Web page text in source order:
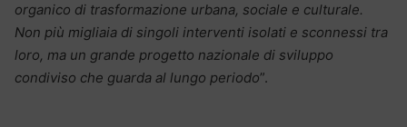
organico di trasformazione urbana, sociale e culturale.
Non più migliaia di singoli interventi isolati e sconnessi tra
loro, ma un grande progetto nazionale di sviluppo
condiviso che guarda al lungo periodo”.